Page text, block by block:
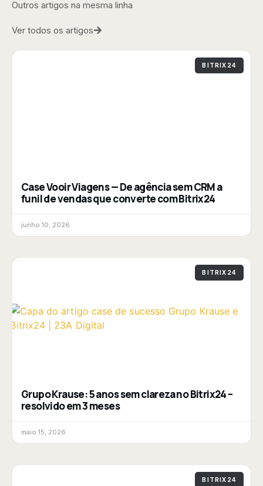
Outros artigos na mesma linha
Ver todos os artigos
BITRIX24
Case Vooir Viagens — De agência sem CRM a
funil de vendas que converte com Bitrix24
junho 10, 2026
BITRIX24
Grupo Krause: 5 anos sem clareza no Bitrix24 –
resolvido em 3 meses
maio 15, 2026
BITRIX24